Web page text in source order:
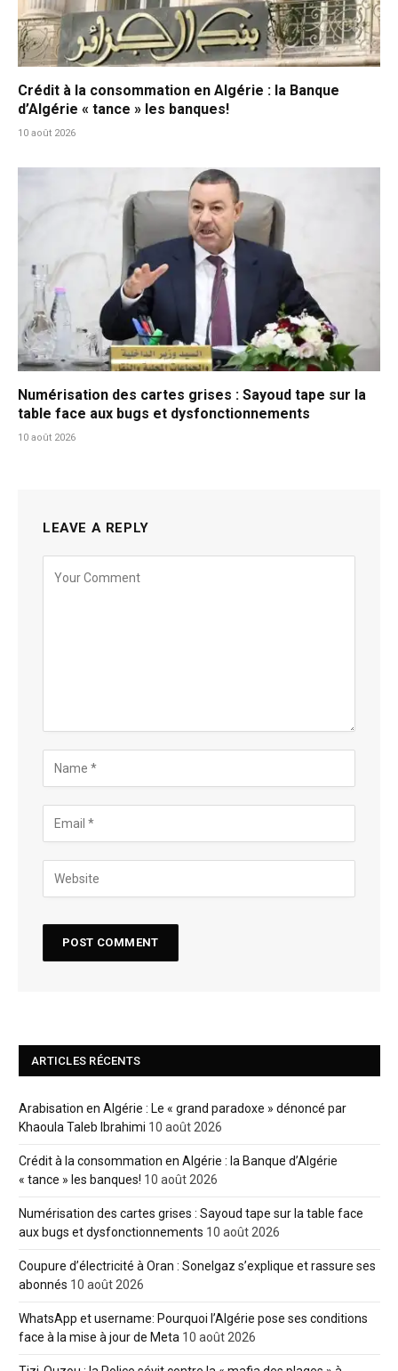
Crédit à la consommation en Algérie : la Banque
d’Algérie « tance » les banques!
10 août 2026
Numérisation des cartes grises : Sayoud tape sur la
table face aux bugs et dysfonctionnements
10 août 2026
LEAVE A REPLY
ARTICLES RÉCENTS
Arabisation en Algérie : Le « grand paradoxe » dénoncé par
Khaoula Taleb Ibrahimi 10 août 2026
Crédit à la consommation en Algérie : la Banque d’Algérie
« tance » les banques! 10 août 2026
Numérisation des cartes grises : Sayoud tape sur la table face
aux bugs et dysfonctionnements 10 août 2026
Coupure d’électricité à Oran : Sonelgaz s’explique et rassure ses
abonnés 10 août 2026
WhatsApp et username: Pourquoi l’Algérie pose ses conditions
face à la mise à jour de Meta 10 août 2026